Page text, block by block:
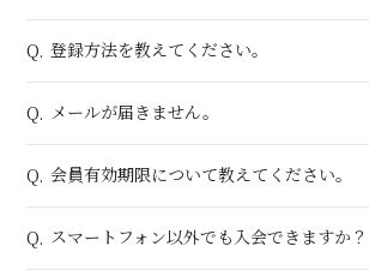
Q. 登録方法を教えてください。
Q. メールが届きません。
Q. 会員有効期限について教えてください。
Q. スマートフォン以外でも入会できますか？